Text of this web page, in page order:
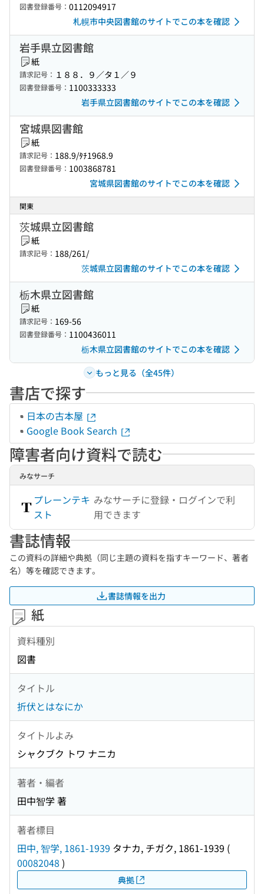
図書登録番号： 0112094917
札幌市中央図書館のサイトでこの本を確認
岩手県立図書館
紙
請求記号： １８８．９／タ１／９
図書登録番号： 1100333333
岩手県立図書館のサイトでこの本を確認
宮城県図書館
紙
請求記号： 188.9/ﾀﾁ1968.9
図書登録番号： 1003868781
宮城県図書館のサイトでこの本を確認
関東
茨城県立図書館
紙
請求記号： 188/261/
茨城県立図書館のサイトでこの本を確認
栃木県立図書館
紙
請求記号： 169-56
図書登録番号： 1100436011
栃木県立図書館のサイトでこの本を確認
もっと見る（全45件）
書店で探す
日本の古本屋
Google Book Search
障害者向け資料で読む
みなサーチ
プレーンテキ
スト
みなサーチに登録・ログインで利
用できます
書誌情報
この資料の詳細や典拠（同じ主題の資料を指すキーワード、著者
名）等を確認できます。
書誌情報を出力
紙
資料種別
図書
タイトル
折伏とはなにか
タイトルよみ
シャクブク トワ ナニカ
著者・編者
田中智学 著
著者標目
田中, 智学, 1861-1939 タナカ, チガク, 1861-1939 (
00082048 )
典拠